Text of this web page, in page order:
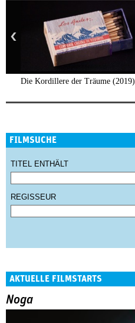
Die Kordillere der Träume (2019)
FILMSUCHE
TITEL ENTHÄLT
REGISSEUR
AKTUELLE FILMSTARTS
Noga